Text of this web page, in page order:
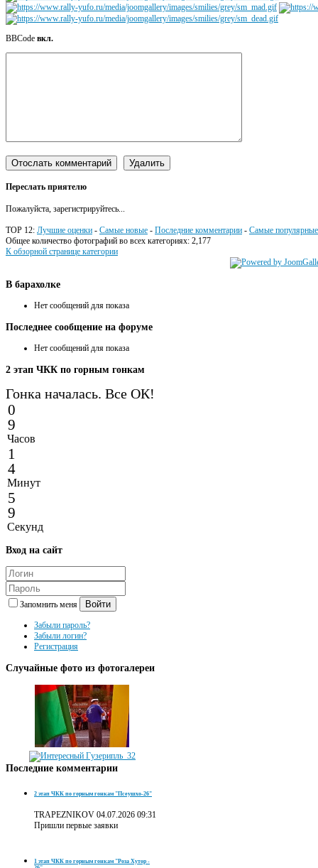
BBCode вкл.
Переслать приятелю
Пожалуйста, зарегистрируйтесь...
TOP 12: Лучшие оценки - Самые новые - Последние комментарии - Самые популярные
Общее количество фотографий во всех категориях: 2,177
К обзорной странице категории
В барахолке
Нет сообщений для показа
Последнее сообщение на форуме
Нет сообщений для показа
2 этап ЧКК по горным гонкам
Гонка началась. Все ОК!
0
9
Часов
1
4
Минут
5
9
Секунд
Вход на сайт
Запомнить меня Войти
Забыли пароль?
Забыли логин?
Регистрация
Случайные фото из фотогалереи
Последние комментарии
2 этап ЧКК по горным гонкам "Псеушхо-26"
TRAPEZNIKOV 04.07.2026 09:31
Пришли первые заявки
1 этап ЧКК по горным гонкам "Роза Хутор -